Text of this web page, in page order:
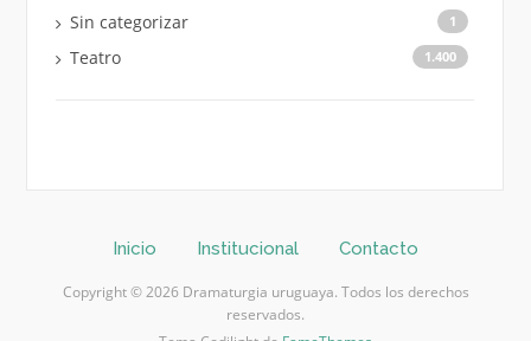
Sin categorizar 1
Teatro 1.400
Inicio Institucional Contacto
Copyright © 2026 Dramaturgia uruguaya. Todos los derechos
reservados.